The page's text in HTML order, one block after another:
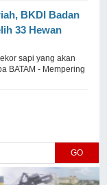
BKDI Badan
33 Hewan
sapi yang akan
BATAM - Mempering
GO